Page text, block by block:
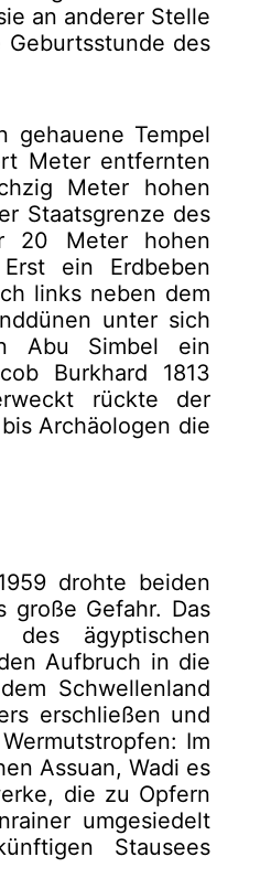
an anderer Stelle
des
gehauene Tempel
Meter entfernten
Meter hohen
Staatsgrenze des
20 Meter hohen
ein Erdbeben
links neben dem
unter sich
Abu Simbel ein
Burkhard 1813
rückte der
Archäologen die
drohte beiden
große Gefahr. Das
des ägyptischen
Aufbruch in die
Schwellenland
erschließen und
Im
Assuan, Wadi es
die zu Opfern
umgesiedelt
Stausees